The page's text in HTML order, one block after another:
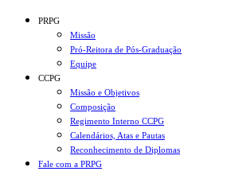
Conteúdo principal
PRPG
Missão
Pró-Reitora de Pós-Graduação
Equipe
CCPG
Missão e Objetivos
Composição
Regimento Interno CCPG
Calendários, Atas e Pautas
Reconhecimento de Diplomas
Fale com a PRPG